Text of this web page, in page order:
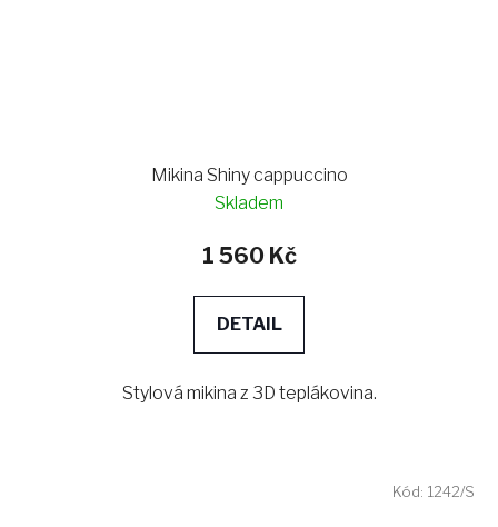
Mikina Shiny cappuccino
Skladem
1 560 Kč
DETAIL
Stylová mikina z 3D teplákovina.
Kód: 1242/S